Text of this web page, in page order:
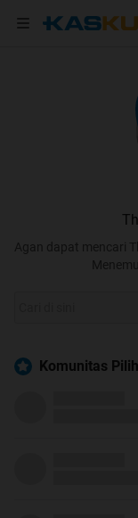
Agan dapat mencari
Komunitas